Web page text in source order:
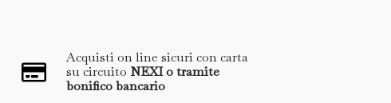
Acquisti on line sicuri con carta
su circuito NEXI o tramite
bonifico bancario